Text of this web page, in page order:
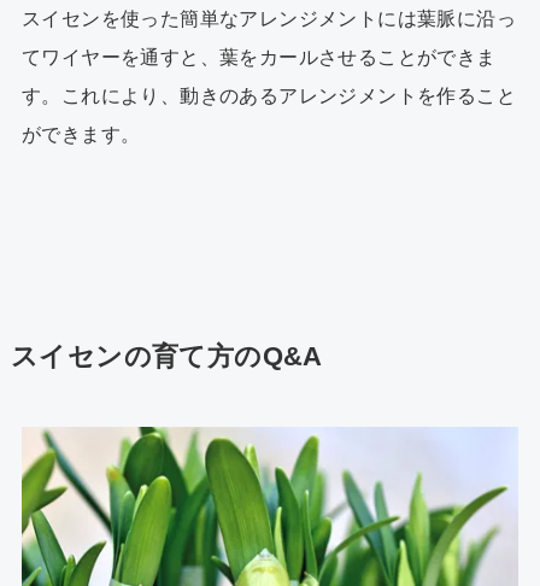
スイセンを使った簡単なアレンジメントには葉脈に沿っ
てワイヤーを通すと、葉をカールさせることができま
す。これにより、動きのあるアレンジメントを作ること
ができます。
スイセンの育て方のQ&A